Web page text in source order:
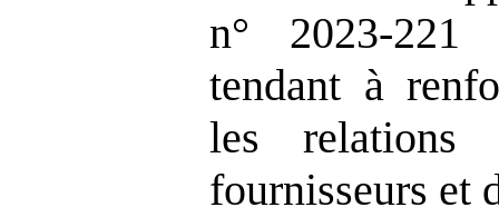
n° 2023-
tendant à
les relations
fournisseurs et